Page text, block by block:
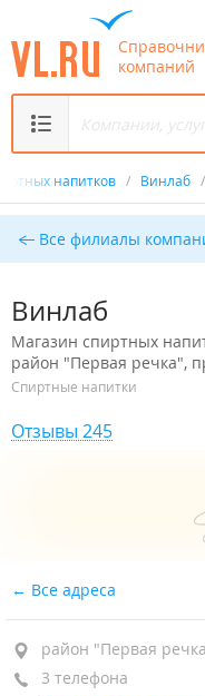
компаний
напитков / Винлаб /
Все филиалы
Винлаб
Магазин спиртных
район "Первая речка",
Спиртные напитки
Отзывы 245
Все адреса
район "Первая
3 телефона